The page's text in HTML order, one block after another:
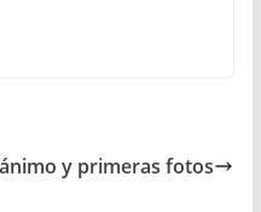
y primeras fotos